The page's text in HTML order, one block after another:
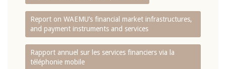
Report on WAEMU’s financial market infrastructures,
and payment instruments and services
Rapport annuel sur les services financiers via la
téléphonie mobile